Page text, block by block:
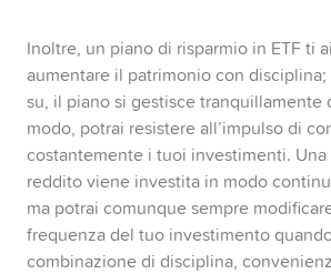
Inoltre, un piano di risparmio in ETF ti
aumentare il patrimonio con
su, il piano si gestisce tranquillamente
modo, potrai resistere all’impulso di
costantemente i tuoi investimenti.
reddito viene investita in modo
ma potrai comunque sempre
frequenza del tuo investimento
combinazione di disciplina,